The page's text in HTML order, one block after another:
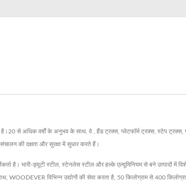
है।20 से अधिक वर्षों के अनुभव के साथ, वे , हैंड ट्रक्स, प्लेटफॉर्म ट्रक्स, स्टेप
की दक्षता और सुरक्षा में सुधार करते हैं।
है। भारी-ड्यूटी स्टील, स्टेनलेस स्टील और हल्के एल्यूमिनियम से बने उत्पादों में
विभिन्न उद्योगों की सेवा करता है, 50 किलोग्राम से 400